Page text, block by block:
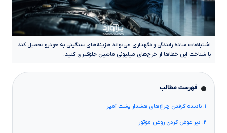
اشتباهات ساده رانندگی و نگهداری می‌تواند هزینه‌های سنگینی به خودرو تحمیل کند.
با شناخت این خطاها از خرج‌های میلیونی ماشین جلوگیری کنید.
فهرست مطالب
۱. نادیده گرفتن چراغ‌های هشدار پشت آمپر
۲. دیر عوض کردن روغن موتور